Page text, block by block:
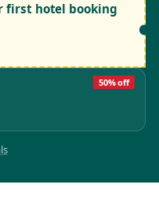
first hotel booking
50% off